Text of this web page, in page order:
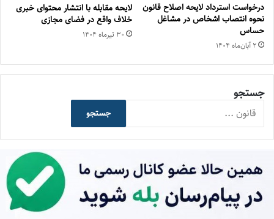
درخواست استرداد لایحه اصلاح قانون
نحوه انتصاب اشخاص در مشاغل
حساس
۲ آبان‌ماه ۱۴۰۴
لایحه مقابله با انتشار محتوای خبری
خلاف واقع در فضای مجازی
۳۰ تیر‌ماه ۱۴۰۴
جستجو
جستجو